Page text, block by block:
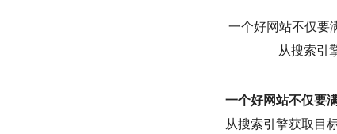
一个好网站不仅要
从搜索引
一个好网站不仅要
从搜索引擎获取目